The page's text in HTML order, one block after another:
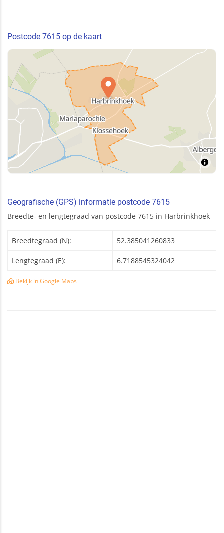
Postcode 7615 op de kaart
Geografische (GPS) informatie postcode 7615
Breedte- en lengtegraad van postcode 7615 in Harbrinkhoek
Breedtegraad (N): 52.385041260833
Lengtegraad (E): 6.7188545324042
Bekijk in Google Maps